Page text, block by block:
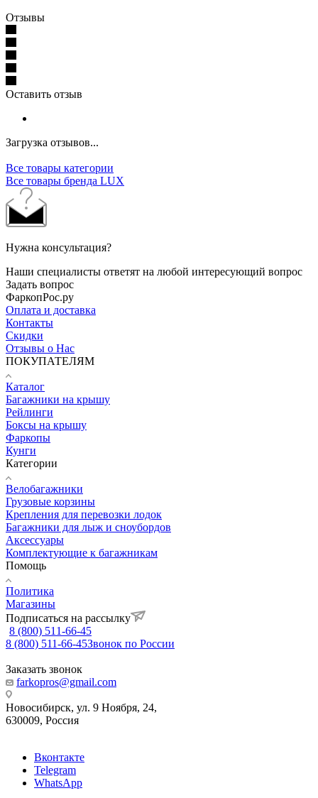
Отзывы
Оставить отзыв
Загрузка отзывов...
Все товары категории
Все товары бренда LUX
Нужна консультация?
Наши специалисты ответят на любой интересующий вопрос
Задать вопрос
ФаркопРос.ру
Оплата и доставка
Контакты
Скидки
Отзывы о Нас
ПОКУПАТЕЛЯМ
Каталог
Багажники на крышу
Рейлинги
Боксы на крышу
Фаркопы
Кунги
Категории
Велобагажники
Грузовые корзины
Крепления для перевозки лодок
Багажники для лыж и сноубордов
Аксессуары
Комплектующие к багажникам
Помощь
Политика
Магазины
Подписаться на рассылку
8 (800) 511-66-45
8 (800) 511-66-45Звонок по России
Заказать звонок
farkopros@gmail.com
Новосибирск, ул. 9 Ноября, 24,
630009, Россия
Вконтакте
Telegram
WhatsApp